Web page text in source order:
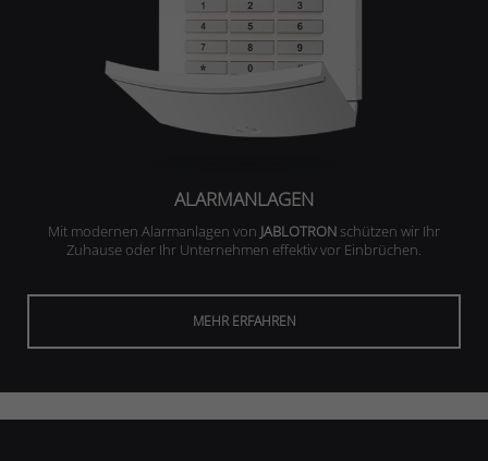
ALARMANLAGEN
Mit modernen Alarmanlagen von JABLOTRON schützen wir Ihr
Zuhause oder Ihr Unternehmen effektiv vor Einbrüchen.
MEHR ERFAHREN